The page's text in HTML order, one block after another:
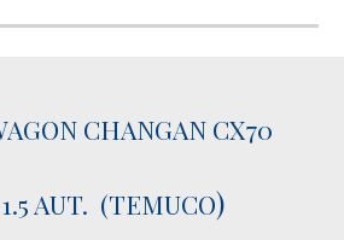
CHANGAN CX70
AUT. (TEMUCO)